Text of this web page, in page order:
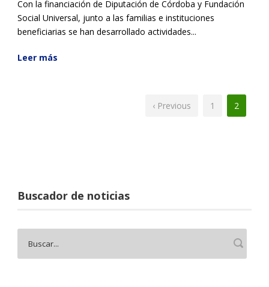
Con la financiación de Diputación de Córdoba y Fundación
Social Universal, junto a las familias e instituciones
beneficiarias se han desarrollado actividades...
Leer más
‹ Previous 1 2
Buscador de noticias